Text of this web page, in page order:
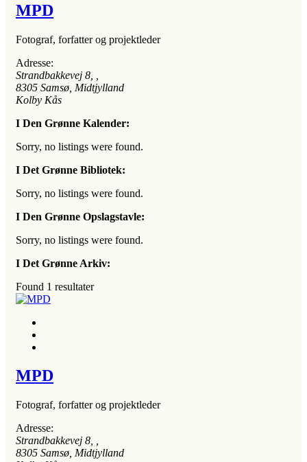
MPD
Fotograf, forfatter og projektleder
Adresse:
Strandbakkevej 8
8305 Samsø, Midtjylland
Kolby Kås
I Den Grønne Kalender:
Sorry, no listings were found.
I Det Grønne Bibliotek:
Sorry, no listings were found.
I Den Grønne Opslagstavle:
Sorry, no listings were found.
I Det Grønne Arkiv:
Found 1 resultater
MPD
Fotograf, forfatter og projektleder
Adresse:
Strandbakkevej 8
8305 Samsø, Midtjylland